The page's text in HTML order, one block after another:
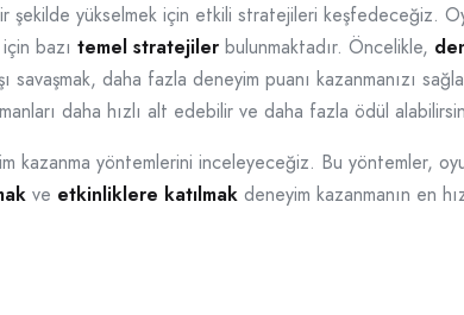
şekilde yükselmek için etkili stratejileri keşfedeceğiz.
bazı temel stratejiler bulunmaktadır. Öncelikle,
daha fazla deneyim puanı kazanmanızı
daha hızlı alt edebilir ve daha fazla ödül
kazanma yöntemlerini inceleyeceğiz. Bu yöntemler,
ve etkinliklere katılmak deneyim kazanmanın en